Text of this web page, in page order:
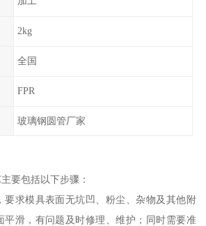
2kg
全国
FPR
玻璃钢圆管厂家
要包括以下步骤：
要求模具表面无坑凹、粉尘、杂物及其他附
平滑，有问题及时修理、维护；同时需要准